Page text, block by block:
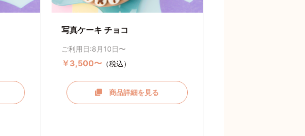
写真ケーキ チョコ
ご利用日:8月10日〜
￥3,500〜（税込）
商品詳細を見る